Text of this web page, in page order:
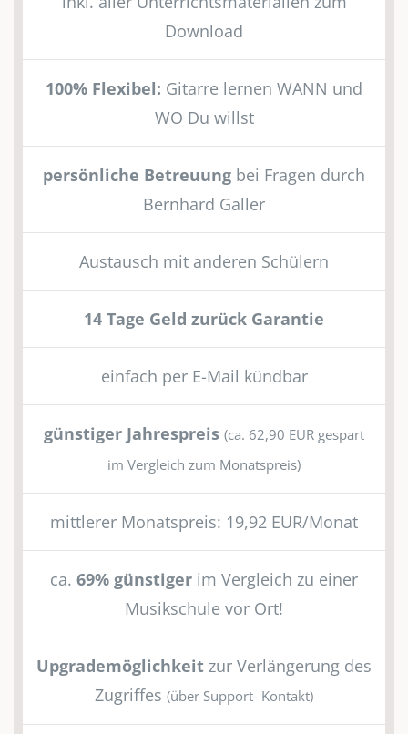
Download
100% Flexibel: Gitarre lernen WANN und
WO Du willst
persönliche Betreuung bei Fragen durch
Bernhard Galler
Austausch mit anderen Schülern
14 Tage Geld zurück Garantie
einfach per E-Mail kündbar
günstiger Jahrespreis (ca. 62,90 EUR gespart
im Vergleich zum Monatspreis)
mittlerer Monatspreis: 19,92 EUR/Monat
ca. 69% günstiger im Vergleich zu einer
Musikschule vor Ort!
Upgrademöglichkeit zur Verlängerung des
Zugriffes (über Support- Kontakt)